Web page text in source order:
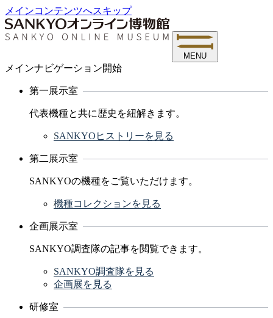
メインコンテンツへスキップ
MENU
メインナビゲーション開始
第一展示室
代表機種と共に歴史を紐解きます。
SANKYOヒストリーを見る
第二展示室
SANKYOの機種をご覧いただけます。
機種コレクションを見る
企画展示室
SANKYO調査隊の記事を閲覧できます。
SANKYO調査隊を見る
企画展を見る
研修室